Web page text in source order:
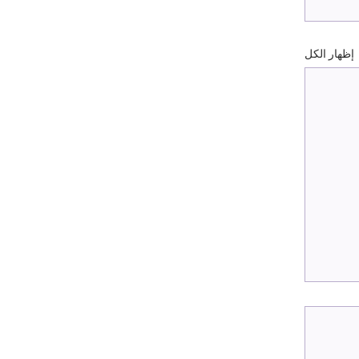
إظهار الكل